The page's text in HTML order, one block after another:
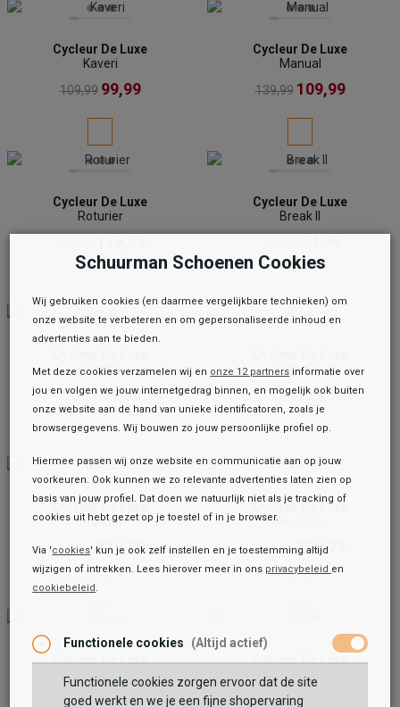
Cycleur De Luxe
Kaveri
109,99 99,99
Cycleur De Luxe
Manual
139,99 109,99
Cycleur De Luxe
Roturier
Cycleur De Luxe
Break II
Break II
119,99 99,99
Roturier
149,99129,99
Cycleur De Luxe
Manual
139,99 119,99
Cycleur De Luxe
149,99119,99
Cycleur De Luxe
Gears
139,9999,99
Cycleur De Luxe
Brink
159,99 129,99
Schuurman Schoenen Cookies
Wij gebruiken cookies (en daarmee vergelijkbare technieken) om
onze website te verbeteren en om gepersonaliseerde inhoud en
advertenties aan te bieden.
Met deze cookies verzamelen wij en onze 12 partners informatie over
jou en volgen we jouw internetgedrag binnen, en mogelijk ook buiten
onze website aan de hand van unieke identificatoren, zoals je
browsergegevens. Wij bouwen zo jouw persoonlijke profiel op.
Hiermee passen wij onze website en communicatie aan op jouw
voorkeuren. Ook kunnen we zo relevante advertenties laten zien op
basis van jouw profiel. Dat doen we natuurlijk niet als je tracking of
cookies uit hebt gezet op je toestel of in je browser.
Via 'cookies' kun je ook zelf instellen en je toestemming altijd
wijzigen of intrekken. Lees hierover meer in ons privacybeleid en
cookiebeleid .
Functionele cookies (Altijd actief)
Functionele cookies zorgen ervoor dat de site
goed werkt en we je een fijne shopervaring